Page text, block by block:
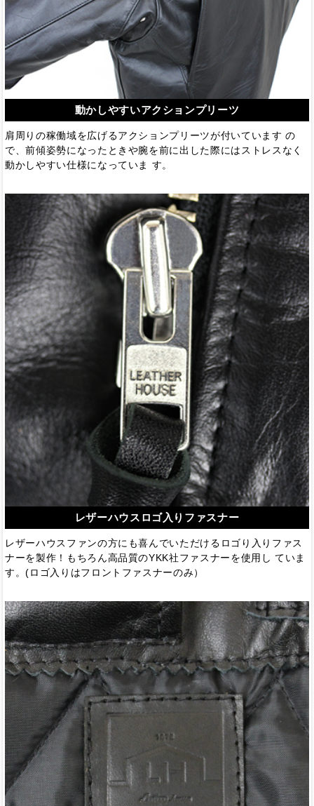
動かしやすいアクションプリーツ
肩周りの稼働域を広げるアクションプリーツが付いています の
で、前傾姿勢になったときや腕を前に出した際にはストレスなく
動かしやすい仕様になっていま す。
レザーハウスロゴ入りファスナー
レザーハウスファンの方にも喜んでいただけるロゴり入りファス
ナーを製作！もちろん高品質のYKK社ファスナーを使用し ていま
す。(ロゴ入りはフロントファスナーのみ）